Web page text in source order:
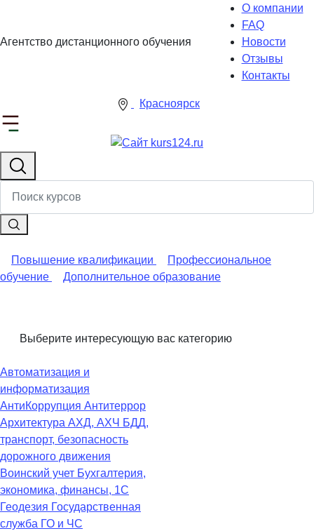
Агентство дистанционного обучения
О компании
FAQ
Новости
Отзывы
Контакты
Красноярск
Повышение квалификации
Профессиональное
обучение
Дополнительное образование
Выберите интересующую вас категорию
Автоматизация и
информатизация
АнтиКоррупция Антитеррор
Архитектура АХД, АХЧ БДД,
транспорт, безопасность
дорожного движения
Воинский учет Бухгалтерия,
экономика, финансы, 1С
Геодезия Государственная
служба ГО и ЧС